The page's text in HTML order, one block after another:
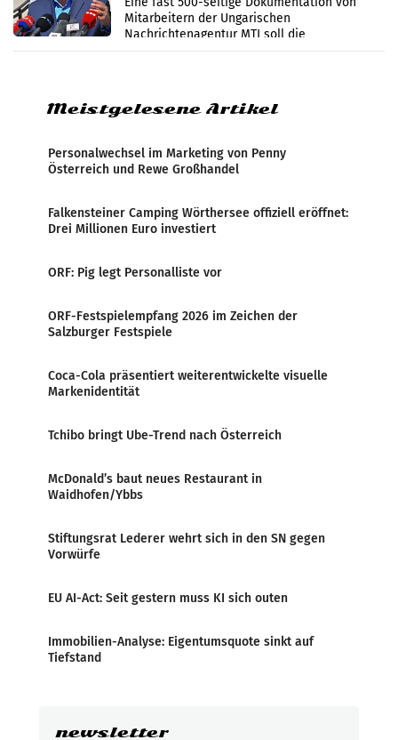
Mitarbeitern der Ungarischen
Nachrichtenagentur MTI soll die
systematische Nachrichten-Manipulation und
Meistgelesene Artikel
Personalwechsel im Marketing von Penny
Österreich und Rewe Großhandel
Falkensteiner Camping Wörthersee offiziell eröffnet:
Drei Millionen Euro investiert
ORF: Pig legt Personalliste vor
ORF-Festspielempfang 2026 im Zeichen der
Salzburger Festspiele
Coca-Cola präsentiert weiterentwickelte visuelle
Markenidentität
Tchibo bringt Ube-Trend nach Österreich
McDonald’s baut neues Restaurant in
Waidhofen/Ybbs
Stiftungsrat Lederer wehrt sich in den SN gegen
Vorwürfe
EU AI-Act: Seit gestern muss KI sich outen
Immobilien-Analyse: Eigentumsquote sinkt auf
Tiefstand
newsletter